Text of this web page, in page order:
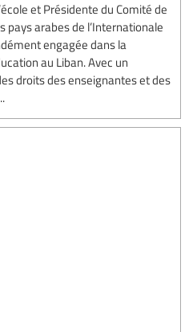
et Présidente du Comité de
pays arabes de l’Internationale
engagée dans la
au Liban. Avec un
droits des enseignantes et des